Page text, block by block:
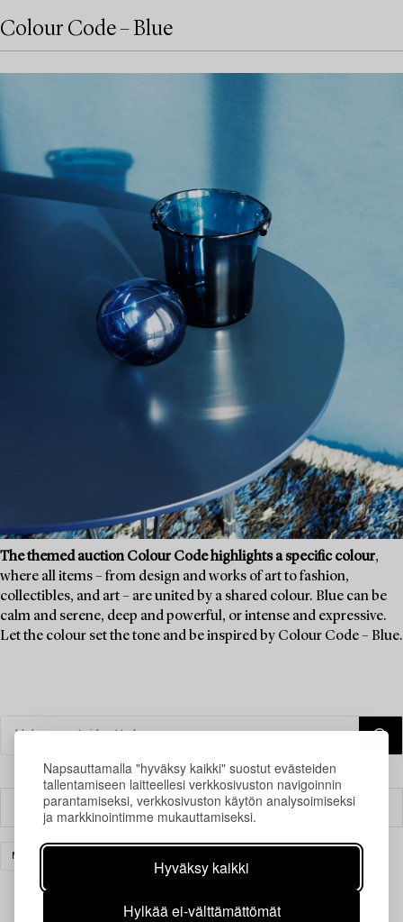
Napsauttamalla "hyväksy kaikki" suostut evästeiden
tallentamiseen laitteellesi verkkosivuston navigoinnin
parantamiseksi, verkkosivuston käytön analysoimiseksi
ja markkinointimme mukauttamiseksi.
Hyväksy kaikki
Hylkää ei-välttämättömät
Colour Code – Blue
The themed auction Colour Code highlights a specific colour,
where all items – from design and works of art to fashion,
collectibles, and art – are united by a shared colour. Blue can be
calm and serene, deep and powerful, or intense and expressive.
Let the colour set the tone and be inspired by Colour Code – Blue.
Suodatin
MATOT & TEKSTIILIT